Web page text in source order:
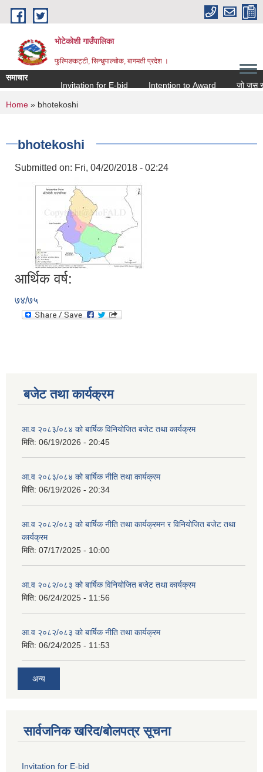
Skip to main content
भोटेकोशी गाउँपालिका
फुल्पिङकट्टी, सिन्धुपाल्चोक, बागमती प्रदेश ।
समाचार
Invitation for E-bid
Intention to Award जो जस संग
You are here
Home » bhotekoshi
bhotekoshi
Submitted on: Fri, 04/20/2018 - 02:24
आर्थिक वर्ष:
७४/७५
बजेट तथा कार्यक्रम
आ.व २०८३/०८४ को बार्षिक विनियोजित बजेट तथा कार्यक्रम
मिति: 06/19/2026 - 20:45
आ.व २०८३/०८४ को बार्षिक नीति तथा कार्यक्रम
मिति: 06/19/2026 - 20:34
आ.व २०८२/०८३ को बार्षिक नीति तथा कार्यक्रमन र विनियोजित बजेट तथा
कार्यक्रम
मिति: 07/17/2025 - 10:00
आ.व २०८२/०८३ को बार्षिक विनियोजित बजेट तथा कार्यक्रम
मिति: 06/24/2025 - 11:56
आ.व २०८२/०८३ को बार्षिक नीति तथा कार्यक्रम
मिति: 06/24/2025 - 11:53
अन्य
सार्वजनिक खरिद/बोलपत्र सूचना
Invitation for E-bid